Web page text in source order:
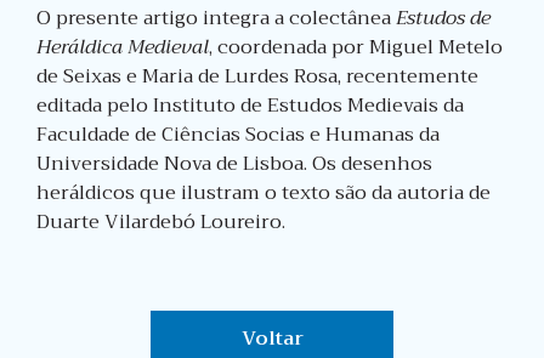
O presente artigo integra a colectâneaEstudos de
Heráldica Medieval, coordenada por Miguel Metelo
de Seixas e Maria de Lurdes Rosa, recentemente
editada pelo Instituto de Estudos Medievais da
Faculdade de Ciências Socias e Humanas da
Universidade Nova de Lisboa. Os desenhos
heráldicos que ilustram o texto são da autoria de
Duarte Vilardebó Loureiro.
Voltar